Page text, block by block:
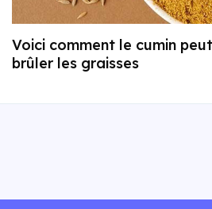
Voici comment le cumin
brûler les graisses